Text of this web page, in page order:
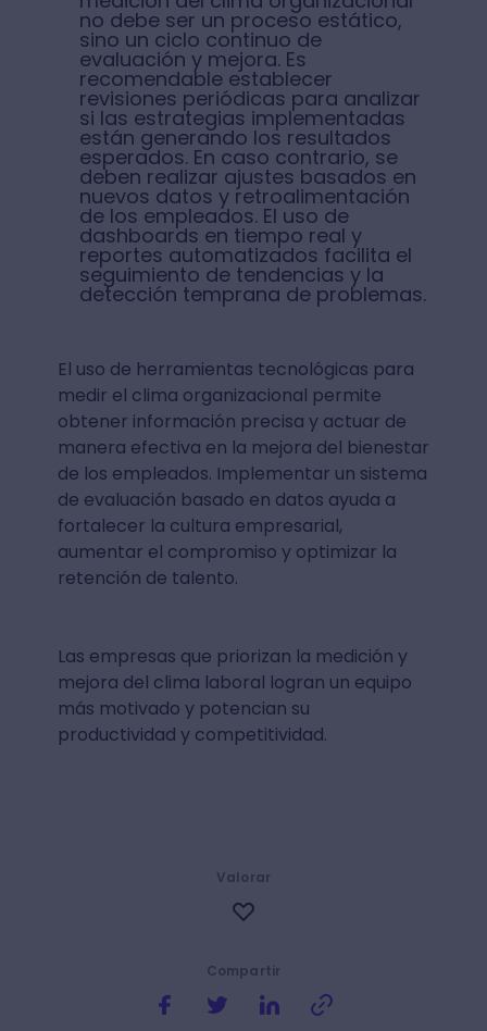
no debe ser un proceso estático,
sino un ciclo continuo de
evaluación y mejora. Es
recomendable establecer
revisiones periódicas para analizar
si las estrategias implementadas
están generando los resultados
esperados. En caso contrario, se
deben realizar ajustes basados en
nuevos datos y retroalimentación
de los empleados. El uso de
dashboards en tiempo real y
reportes automatizados facilita el
seguimiento de tendencias y la
detección temprana de problemas.
El uso de herramientas tecnológicas para
medir el clima organizacional permite
obtener información precisa y actuar de
manera efectiva en la mejora del bienestar
de los empleados. Implementar un sistema
de evaluación basado en datos ayuda a
fortalecer la cultura empresarial,
aumentar el compromiso y optimizar la
retención de talento.
Las empresas que priorizan la medición y
mejora del clima laboral logran un equipo
más motivado y potencian su
productividad y competitividad.
Compartir
Valorar